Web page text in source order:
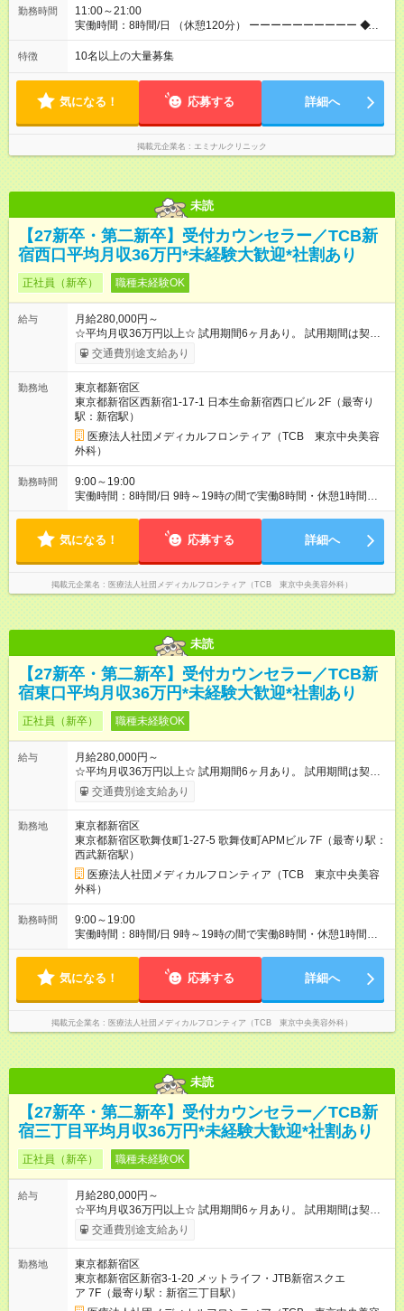
業代 36,700円／月 みなし残業時間 23時間／月
勤務時間
11:00～21:00
実働時間：8時間/日 （休憩120分） ーーーーーーーーーー ◆残
業少なめ＆通勤も楽々◆ ーーーーーーーーーー 始業時間は11時
とゆっくりなので、通勤ラッシュの中出社する大変さはありま
生活との両立が叶います。
特徴 10名以上の大量募集
気になる！ 応募する 詳細へ
掲載元企業名 エミナルクリニック
未読
【27新卒・第二新卒】受付カウンセラー／TCB新
宿西口平均月収36万円*未経験大歓迎*社割あり
正社員（新卒） 職種未経験OK
給与
月給280,000円～
☆平均月収36万円以上☆ 試用期間6ヶ月あり。 試用期間は契約
社員として、月給26万円となります。 ＜試用期間終了後＞ 月給
28万円+インセンティブ（平均8万円）+残業代等 ＝平均月収36
次昇給制度アリ】 年次昇給制度で毎年月給が上がっていくので
役職につかない場合でもしっかり昇給♪ 【試用期間】試用期間あ
り 試用期間の長さ：6ヶ月 ※ 雇用形態と給与に、本採用時と異
なる部分があります。 雇用形態：新卒採用（契約社員） 給与：
月給 260,000円以上
交通費別途支給あり
勤務地
東京都新宿区
東京都新宿区西新宿1-17-1 日本生命新宿西口ビル 2F（最寄り
駅：新宿駅）
医療法人社団メディカルフロンティア（TCB 東京中央美容
外科）
勤務時間
9:00～19:00
実働時間：8時間/日 9時～19時の間で実働8時間・休憩1時間
【残業ほぼ無し！】 残業月平均3.2時間のため、ほぼ毎日定時で
気になる！ 応募する 詳細へ
掲載元企業名 医療法人社団メディカルフロンティア（TCB 東京中央美容外科）
未読
【27新卒・第二新卒】受付カウンセラー／TCB新
宿東口平均月収36万円*未経験大歓迎*社割あり
正社員（新卒） 職種未経験OK
給与
月給280,000円～
☆平均月収36万円以上☆ 試用期間6ヶ月あり。 試用期間は契約
社員として、月給26万円となります。 ＜試用期間終了後＞ 月給
28万円+インセンティブ（平均8万円）+残業代等 ＝平均月収36
次昇給制度アリ】 年次昇給制度で毎年月給が上がっていくので
役職につかない場合でもしっかり昇給♪ 【試用期間】試用期間あ
り 試用期間の長さ：6ヶ月 ※ 雇用形態と給与に、本採用時と異
なる部分があります。 雇用形態：新卒採用（契約社員） 給与：
月給 260,000円以上
交通費別途支給あり
勤務地
東京都新宿区
東京都新宿区歌舞伎町1-27-5 歌舞伎町APMビル 7F（最寄り駅：
西武新宿駅）
医療法人社団メディカルフロンティア（TCB 東京中央美容
外科）
勤務時間
9:00～19:00
実働時間：8時間/日 9時～19時の間で実働8時間・休憩1時間
【残業ほぼ無し！】 残業月平均3.2時間のため、ほぼ毎日定時で
気になる！ 応募する 詳細へ
掲載元企業名 医療法人社団メディカルフロンティア（TCB 東京中央美容外科）
未読
【27新卒・第二新卒】受付カウンセラー／TCB新
宿三丁目平均月収36万円*未経験大歓迎*社割あり
正社員（新卒） 職種未経験OK
給与
月給280,000円～
☆平均月収36万円以上☆ 試用期間6ヶ月あり。 試用期間は契約
社員として、月給26万円となります。 ＜試用期間終了後＞ 月給
28万円+インセンティブ（平均8万円）+残業代等 ＝平均月収36
次昇給制度アリ】 年次昇給制度で毎年月給が上がっていくので
役職につかない場合でもしっかり昇給♪ 【試用期間】試用期間あ
り 試用期間の長さ：6ヶ月 ※ 雇用形態と給与に、本採用時と異
交通費別途支給あり
勤務地
東京都新宿区
東京都新宿区新宿3-1-20 メットライフ・JTB新宿スクエ
ア 7F（最寄り駅：新宿三丁目駅）